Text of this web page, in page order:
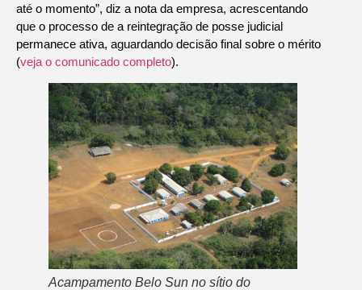
até o momento”, diz a nota da empresa, acrescentando
que o processo de a reintegração de posse judicial
permanece ativa, aguardando decisão final sobre o mérito
(veja o comunicado completo).
Acampamento Belo Sun no sítio do